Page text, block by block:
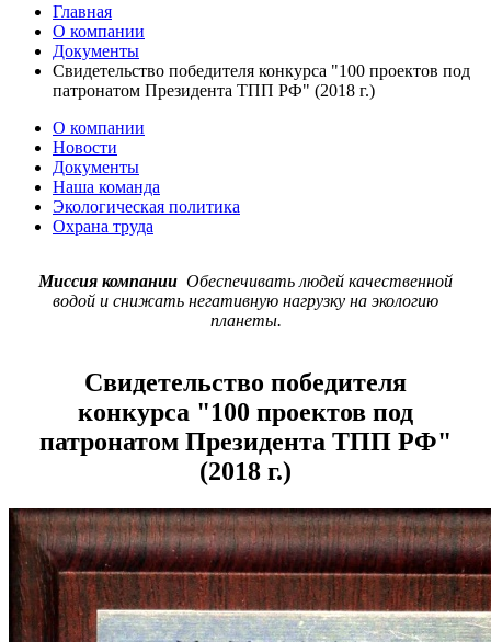
Главная
О компании
Документы
Свидетельство победителя конкурса "100 проектов под
патронатом Президента ТПП РФ" (2018 г.)
О компании
Новости
Документы
Наша команда
Экологическая политика
Охрана труда
Миссия компании Обеспечивать людей качественной
водой и снижать негативную нагрузку на экологию
планеты.
Свидетельство победителя
конкурса "100 проектов под
патронатом Президента ТПП РФ"
(2018 г.)